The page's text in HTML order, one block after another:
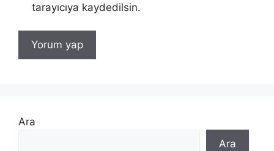
tarayıcıya kaydedilsin.
Ara
Ara